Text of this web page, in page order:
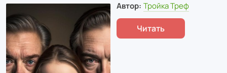
Автор: Тройка Треф
Читать